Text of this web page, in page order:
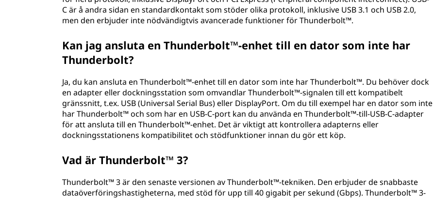
C är å andra sidan en standardkontakt som stöder olika protokoll, inklusive USB 3.1 och USB 2.0,
men den erbjuder inte nödvändigtvis avancerade funktioner för Thunderbolt™.
Kan jag ansluta en Thunderbolt™-enhet till en dator som inte har
Thunderbolt?
Ja, du kan ansluta en Thunderbolt™-enhet till en dator som inte har Thunderbolt™. Du behöver dock
en adapter eller dockningsstation som omvandlar Thunderbolt™-signalen till ett kompatibelt
gränssnitt, t.ex. USB (Universal Serial Bus) eller DisplayPort. Om du till exempel har en dator som inte
har Thunderbolt™ och som har en USB-C-port kan du använda en Thunderbolt™-till-USB-C-adapter
för att ansluta till en Thunderbolt™-enhet. Det är viktigt att kontrollera adapterns eller
dockningsstationens kompatibilitet och stödfunktioner innan du gör ett köp.
Vad är Thunderbolt™ 3?
Thunderbolt™ 3 är den senaste versionen av Thunderbolt™-tekniken. Den erbjuder de snabbaste
dataöverföringshastigheterna, med stöd för upp till 40 gigabit per sekund (Gbps). Thunderbolt™ 3-